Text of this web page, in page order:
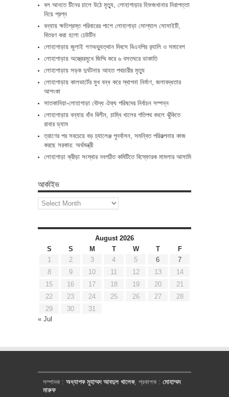
বল আনতে টিনের চালে উঠে মৃত্যু, লোহাগাড়ার হিফজখানার নিরাপত্তা
নিয়ে প্রশ্ন
বন্যায় ক্ষতিগ্রস্ত পরিবারের পাশে লোহাগাড়া সোশ্যাল সোসাইটি,
বিতরণ করা হলো ঢেউটিন
লোহাগাড়ায় জুলাই গণঅভ্যুত্থান দিবসে বিএনপির র‌্যালি ও সমাবেশ
লোহাগাড়ায় অস্ত্রেরমুখে জিম্মি করে ৬ বসতঘরে ডাকাতি
লোহাগাড়ায় সড়ক দুর্ঘটনায় আহত পথচারীর মৃত্যু
লোহাগাড়ায় কালভার্টের মুখ বন্ধ করে স্থাপনা নির্মাণ, জলাবদ্ধতার
আশংকা
সাতকানিয়া-লোহাগাড়া বৌদ্ধ ঐক্য পরিষদের নির্বাচন সম্পন্ন
লোহাগাড়ায় বন্যায় বাঁধ বিলীন, চাম্বি খালের গতিপথ বদলে ঝুঁকিতে
রাবার ড্যাম
ত্রাণের পর সবচেয়ে বড় চ্যালেঞ্জ পুনর্বাসন, সমন্বিত পরিকল্পনায় কাজ
করছে সরকার: অর্থমন্ত্রী
লোহাগাড়া ক্রীড়া সংস্থার নবগঠিত কমিটিতে বিস্ফোরক মামলার আসামি
আর্কাইভ
আর্কাইভ
August 2026
S
S M T W T
F
1
2 3 4 5 6
7
8
9 10 11 12 13
14
15
16 17 18 19 20
21
22
23 24 25 26 27
28
29
30
31
« Jul
সম্পাদক : অধ্যাপক মুহাম্মদ আবদুল খালেক, প্রকাশক : মোহাম্মদ
মারুফ